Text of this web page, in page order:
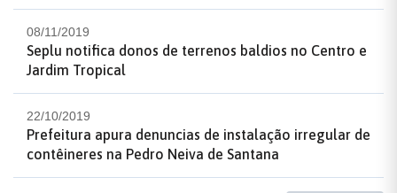
08/11/2019
Seplu notifica donos de terrenos baldios no Centro e
Jardim Tropical
22/10/2019
Prefeitura apura denuncias de instalação irregular de
contêineres na Pedro Neiva de Santana